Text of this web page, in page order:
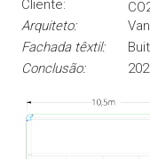
Cliente:
Arquiteto:
Fachada têxtil:
Conclusão: